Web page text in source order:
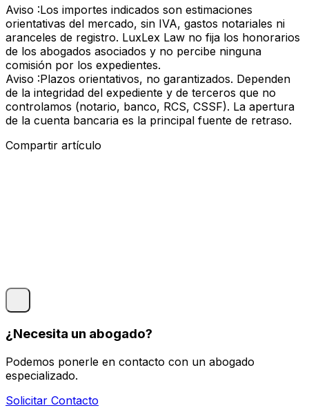
Aviso :Los importes indicados son estimaciones
orientativas del mercado, sin IVA, gastos notariales ni
aranceles de registro. LuxLex Law no fija los honorarios
de los abogados asociados y no percibe ninguna
comisión por los expedientes.
Aviso :Plazos orientativos, no garantizados. Dependen
de la integridad del expediente y de terceros que no
controlamos (notario, banco, RCS, CSSF). La apertura
de la cuenta bancaria es la principal fuente de retraso.
Compartir artículo
¿Necesita un abogado?
Podemos ponerle en contacto con un abogado
especializado.
Solicitar Contacto